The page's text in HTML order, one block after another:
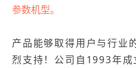
参数机型。
产品能够取得用户与行业
烈支持！公司自1993年